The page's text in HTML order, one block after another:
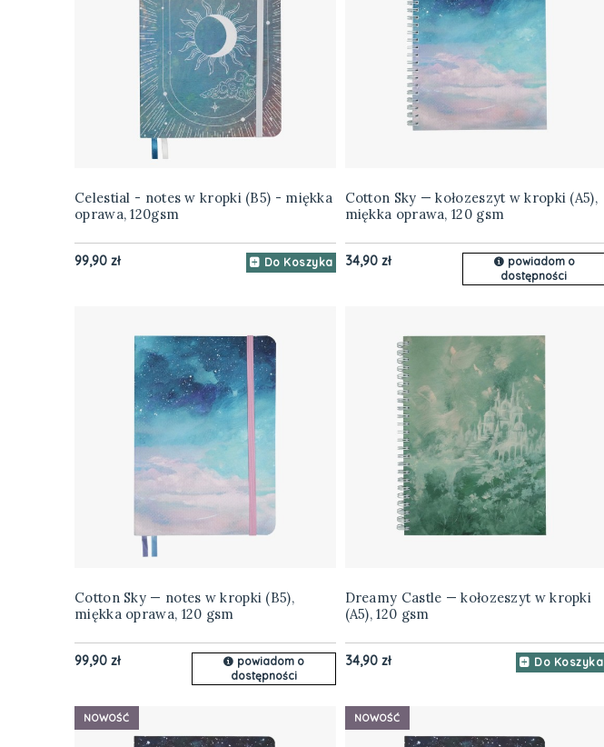
Celestial - notes w kropki (B5) - miękka
oprawa, 120gsm
99,90 zł Do Koszyka
Cotton Sky — kołozeszyt w kropki (A5),
miękka oprawa, 120 gsm
34,90 zł
powiadom o
dostępności
Cotton Sky — notes w kropki (B5),
miękka oprawa, 120 gsm
99,90 zł
powiadom o
dostępności
Dreamy Castle — kołozeszyt w kropki
(A5), 120 gsm
34,90 zł Do Koszyka
NOWOŚĆ NOWOŚĆ